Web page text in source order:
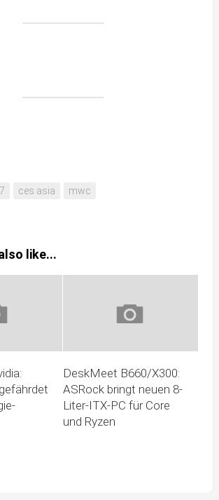
ces asia mwc
like...
DeskMeet B660/X300:
ASRock bringt neuen 8-
Liter-ITX-PC für Core
und Ryzen